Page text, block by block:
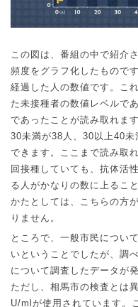
この図は、番組の中で紹介
頻度をグラフ化したもので
経過した人の数値です。こ
た未接種者の数値レベルで
であったことが読み取れま
30未満が38 人、 30 以上40未
できます。ここまで読み取
回接種していても、抗体活
る人がかなりの数に上るこ
かたとしては、こちらの方
りません。
ところで、一般市民につい
いということでしたが、調
について調査したデータが
ただし、相馬市の検査とは
U/ml が使用されています。